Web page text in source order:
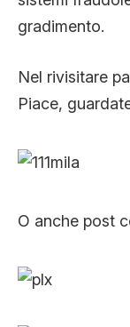
gradimento.
Nel rivisitare
Piace,
O anche post